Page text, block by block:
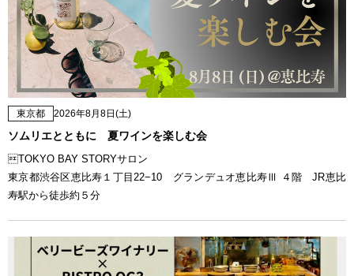
東京都 2026年8月8日(土)
ソムリエとともに 夏ワインを楽しむ会
TOKYO BAY STORYサロン
東京都渋谷区恵比寿１丁目22−10 グランデュオ恵比寿Ⅲ ４階 JR恵比
寿駅から徒歩約５分